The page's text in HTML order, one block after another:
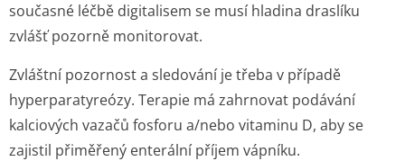
současné léčbě digitalisem se musí hladina draslíku
zvlášť pozorně monitorovat.
Zvláštní pozornost a sledování je třeba v případě
hyperparatyreózy. Terapie má zahrnovat podávání
kalciových vazačů fosforu a/nebo vitaminu D, aby se
zajistil přiměřený enterální příjem vápníku.